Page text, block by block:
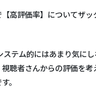
【高評価率】についてザ
テム的にはあまり気に
聴者さんからの評価を
。